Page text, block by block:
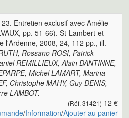
Entretien exclusif avec Amélie
pp. 51-66). St-Lambert-et-
l'Ardenne, 2008, 24, 112 pp., ill.
Rossano ROSI, Patrick
REMILLIEUX, Alain DANTINNE,
Michel LAMART, Marina
Christophe MAHY, Guy DENIS,
LAMBOT.
(Réf. 31421) 12 €
/Information/Ajouter au panier